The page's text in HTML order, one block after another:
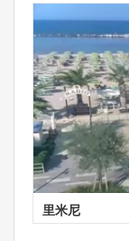
里米尼